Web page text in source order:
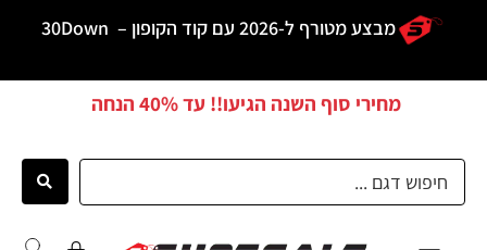
מבצע מטורף ל-2026 עם קוד הקופון – 30Down
מחירי סוף השנה הגיעו!! עד40% הנחה